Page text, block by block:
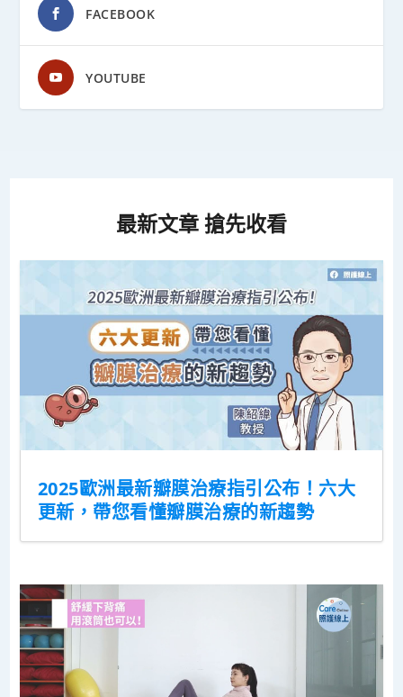
FACEBOOK
YOUTUBE
最新文章 搶先收看
2025歐洲最新瓣膜治療指引公布！六大
更新，帶您看懂瓣膜治療的新趨勢